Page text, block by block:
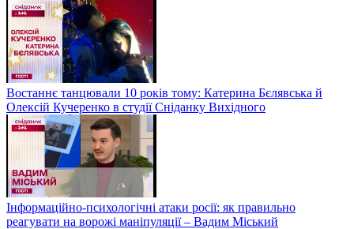
Востаннє танцювали 10 років тому: Катерина Бєлявська й
Олексій Кучеренко в студії Сніданку Вихідного
Інформаційно-психологічні атаки росії: як правильно
реагувати на ворожі маніпуляції – Вадим Міський